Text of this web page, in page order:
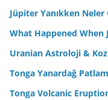
Jüpiter Yanıkken Neler
What Happened When
Uranian Astroloji &
Tonga Yanardağ
Tonga Volcanic